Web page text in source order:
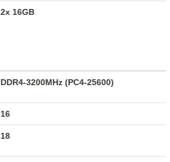
2x 16GB
DDR4-3200MHz (PC4-25600)
16
18